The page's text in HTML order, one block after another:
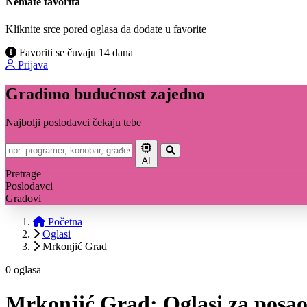
Kliknite srce pored oglasa da dodate u favorite
Favoriti se čuvaju 14 dana
Prijava
Gradimo budućnost zajedno
Najbolji poslodavci čekaju tebe
AI
Pretrage
Poslodavci
Gradovi
Početna
Oglasi
Mrkonjić Grad
0 oglasa